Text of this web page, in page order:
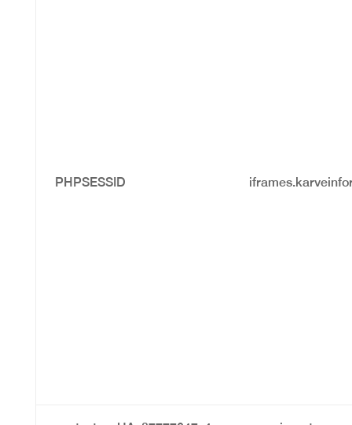
PHPSESSID